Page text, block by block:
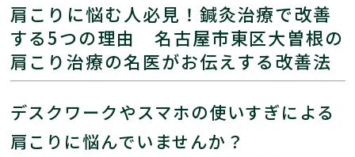
肩こりに悩む人必見！鍼灸治療で改善
する5つの理由 名古屋市東区大曽根の
肩こり治療の名医がお伝えする改善法
デスクワークやスマホの使いすぎによる
肩こりに悩んでいませんか？